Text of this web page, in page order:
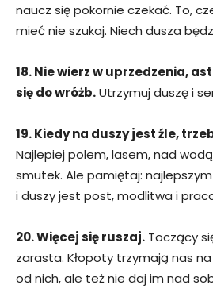
naucz się pokornie czekać. To,
mieć nie szukaj. Niech dusza
18. Nie wierz w uprzedzenia,
się do wróżb.Utrzymuj duszę i
19. Kiedy na duszy jest źle,
Najlepiej polem, lasem, nad
smutek. Ale pamiętaj:
i duszy jest post, modlitwa i
20. Więcej się ruszaj. Toczący
zarasta. Kłopoty trzymają nas
od nich, ale też nie daj im nad